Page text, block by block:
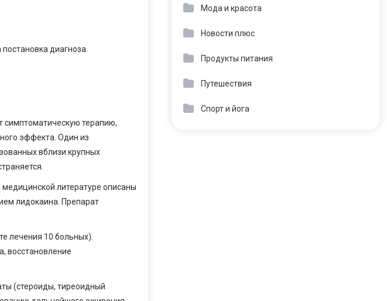
диагноза.
симптоматическую терапию,
эффекта. Один из
вблизи крупных
литературе описаны
лидокаина. Препарат
лечения 10 больных).
восстановление
(стероиды, тиреоидный
Мода и красота
Новости плюс
Продукты питания
Путешествия
Спорт и йога